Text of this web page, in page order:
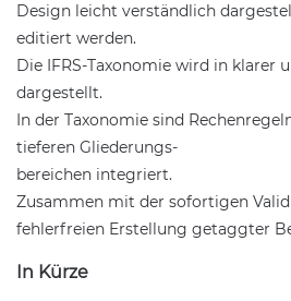
Design leicht verständlich
editiert werden.
Die IFRS-Taxonomie wird in klarer
dargestellt.
In der Taxonomie sind
tieferen Gliederungs-
bereichen integriert.
Zusammen mit der sofortigen
fehlerfreien Erstellung getaggter
In Kürze